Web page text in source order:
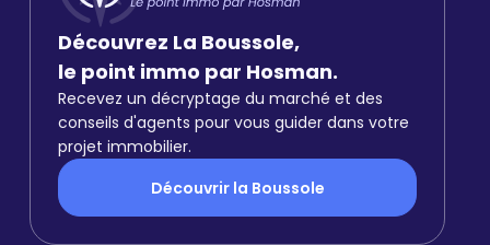
Découvrez La Boussole,
le point immo par Hosman.
Recevez un décryptage du marché et des
conseils d'agents pour vous guider dans votre
projet immobilier.
Découvrir la Boussole